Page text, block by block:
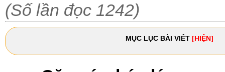
(Số lần đọc 1242)
MỤC LỤC BÀI VIẾT [HIỆN]